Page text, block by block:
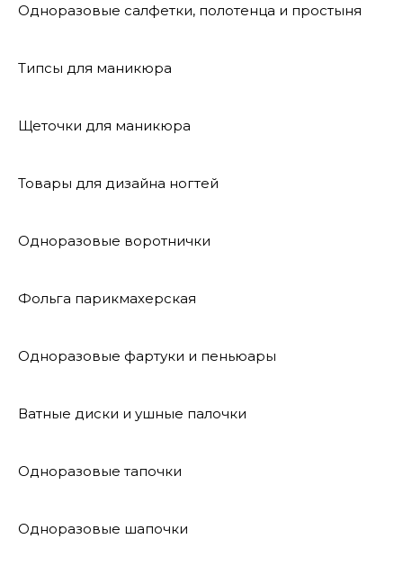
Одноразовые салфетки, полотенца и простыня
Типсы для маникюра
Щеточки для маникюра
Товары для дизайна ногтей
Одноразовые воротнички
Фольга парикмахерская
Одноразовые фартуки и пеньюары
Ватные диски и ушные палочки
Одноразовые тапочки
Одноразовые шапочки